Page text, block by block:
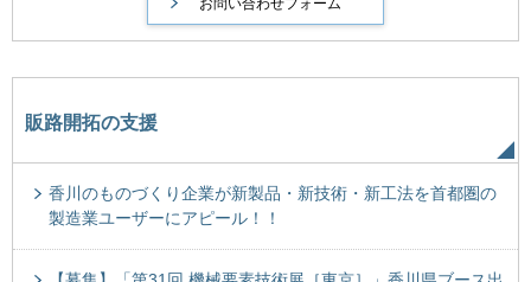
販路開拓の支援
香川のものづくり企業が新製品・新技術・新工法を首都圏の
製造業ユーザーにアピール！！